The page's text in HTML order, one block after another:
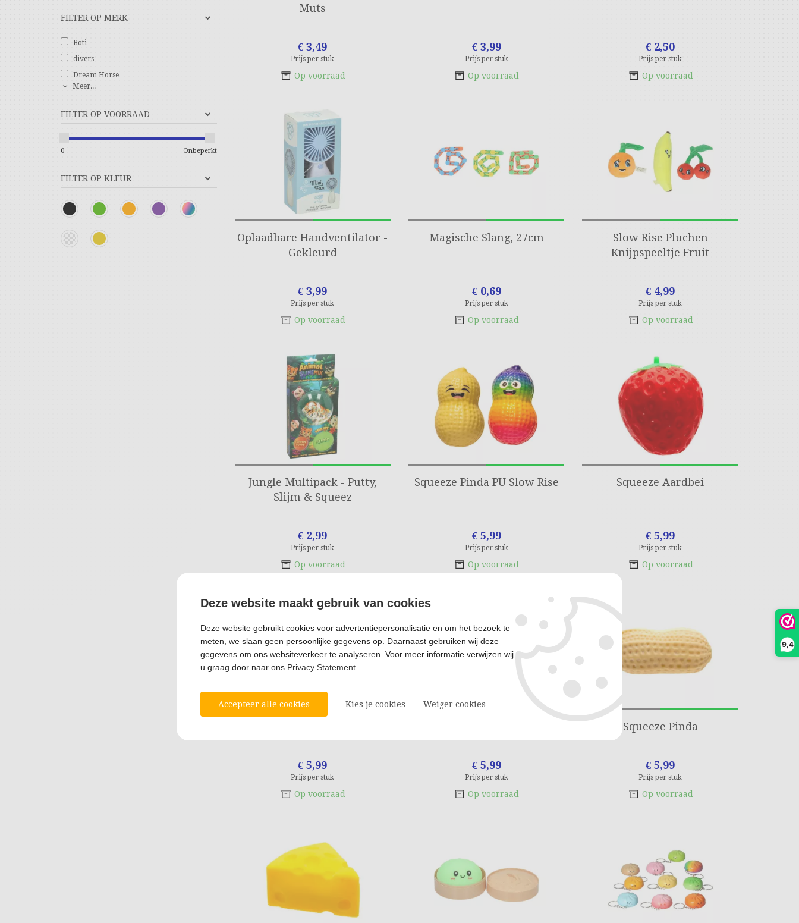
9,4
FILTER OP MERK
Boti
divers
Dream Horse
Meer...
FILTER OP VOORRAAD
0 Onbeperkt
FILTER OP KLEUR
Muts
€ 3,49
Prijs per stuk
Op voorraad
€ 3,99
Prijs per stuk
Op voorraad
€ 2,50
Prijs per stuk
Op voorraad
Oplaadbare Handventilator -
Gekleurd
€ 3,99
Prijs per stuk
Op voorraad
Magische Slang, 27cm
€ 0,69
Prijs per stuk
Op voorraad
Slow Rise Pluchen
Knijpspeeltje Fruit
€ 4,99
Prijs per stuk
Op voorraad
Jungle Multipack - Putty,
Slijm & Squeez
€ 2,99
Prijs per stuk
Op voorraad
Squeeze Pinda PU Slow Rise
€ 5,99
Prijs per stuk
Op voorraad
Squeeze Aardbei
€ 5,99
Prijs per stuk
Op voorraad
€ 5,99
Prijs per stuk
Op voorraad
€ 5,99
Prijs per stuk
Op voorraad
Squeeze Pinda
€ 5,99
Prijs per stuk
Op voorraad
Deze website maakt gebruik van cookies
Deze website gebruikt cookies voor advertentiepersonalisatie en om het bezoek te
meten, we slaan geen persoonlijke gegevens op. Daarnaast gebruiken wij deze
gegevens om ons websiteverkeer te analyseren. Voor meer informatie verwijzen wij
u graag door naar ons Privacy Statement
Accepteer alle cookies Kies je cookies Weiger cookies